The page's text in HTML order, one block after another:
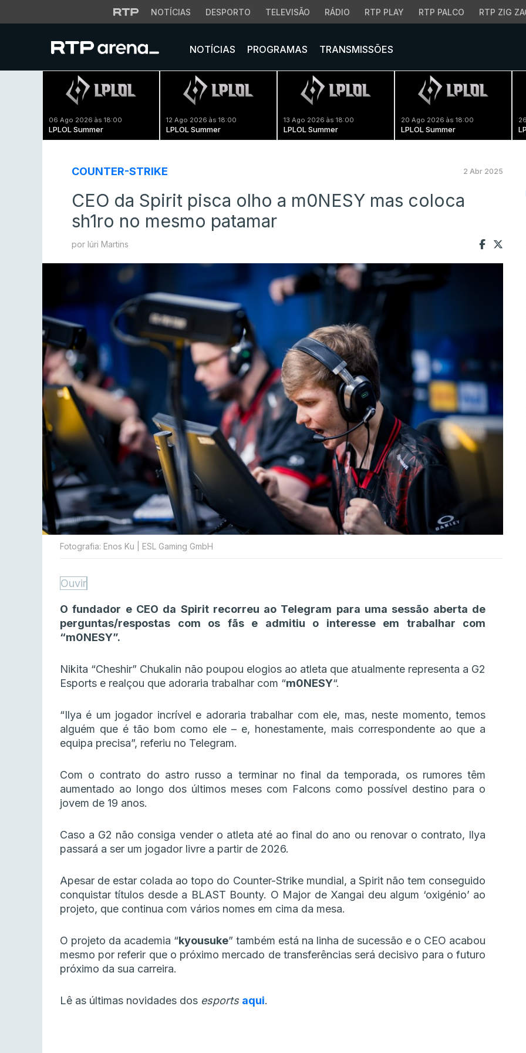
NOTÍCIAS DESPORTO TELEVISÃO RÁDIO RTP PLAY RTP PALCO RTP ZIG
NOTÍCIAS PROGRAMAS TRANSMISSÕES
06 Ago 2026 às 18:00
LPLOL Summer
12 Ago 2026 às 18:00
LPLOL Summer
13 Ago 2026 às 18:00
LPLOL Summer
20 Ago 2026 às 18:00
LPLOL Summer
COUNTER-STRIKE 2 Abr 2025
CEO da Spirit pisca olho a m0NESY mas coloca
sh1ro no mesmo patamar
por Iúri Martins
Fotografia: Enos Ku | ESL Gaming GmbH
Ouvir
O fundador e CEO da Spirit recorreu ao Telegram para uma sessão aberta de
perguntas/respostas com os fãs e admitiu o interesse em trabalhar com
“m0NESY”.
Nikita “Cheshir” Chukalin não poupou elogios ao atleta que atualmente representa a G2
Esports e realçou que adoraria trabalhar com “m0NESY“.
“Ilya é um jogador incrível e adoraria trabalhar com ele, mas, neste momento, temos
alguém que é tão bom como ele – e, honestamente, mais correspondente ao que a
equipa precisa”, referiu no Telegram.
Com o contrato do astro russo a terminar no final da temporada, os rumores têm
aumentado ao longo dos últimos meses com Falcons como possível destino para o
jovem de 19 anos.
Caso a G2 não consiga vender o atleta até ao final do ano ou renovar o contrato, Ilya
passará a ser um jogador livre a partir de 2026.
Apesar de estar colada ao topo do Counter-Strike mundial, a Spirit não tem conseguido
conquistar títulos desde a BLAST Bounty. O Major de Xangai deu algum ‘oxigénio’ ao
projeto, que continua com vários nomes em cima da mesa.
O projeto da academia “kyousuke” também está na linha de sucessão e o CEO acabou
mesmo por referir que o próximo mercado de transferências será decisivo para o futuro
próximo da sua carreira.
Lê as últimas novidades dos esports aqui.